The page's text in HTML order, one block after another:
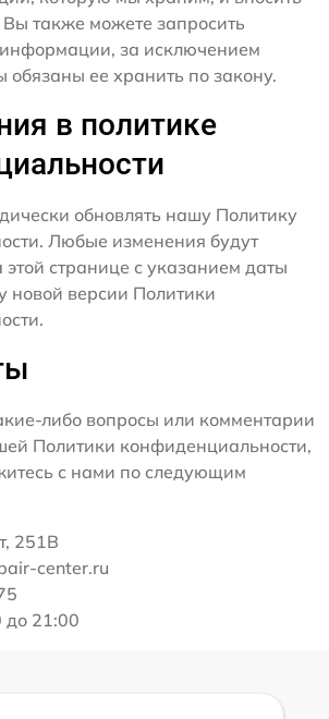
также можете запросить
за исключением
обязаны ее хранить по закону.
в политике
обновлять нашу Политику
Любые изменения будут
странице с указанием даты
новой версии Политики
либо вопросы или комментарии
Политики конфиденциальности,
с нами по следующим
251В
center.ru
до 21:00